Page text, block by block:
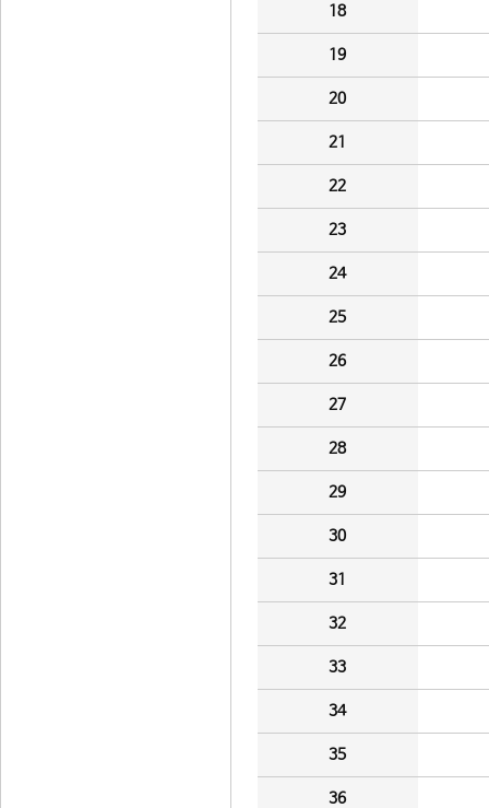
18
19
20
21
22
23
24
25
26
27
28
29
30
31
32
33
34
35
36